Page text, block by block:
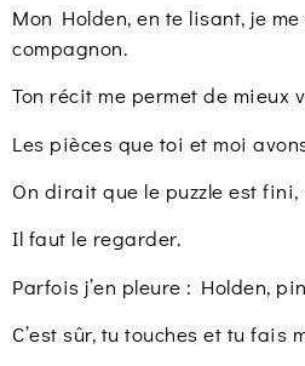
Mon Holden, en te lisant, je
compagnon.
Ton récit me permet de mieux
Les pièces que toi et moi
On dirait que le puzzle est fini,
Il faut le regarder.
Parfois j’en pleure : Holden,
C’est sûr, tu touches et tu fais